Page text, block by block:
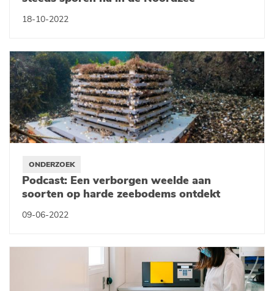
18-10-2022
ONDERZOEK
Podcast: Een verborgen weelde aan
soorten op harde zeebodems ontdekt
09-06-2022